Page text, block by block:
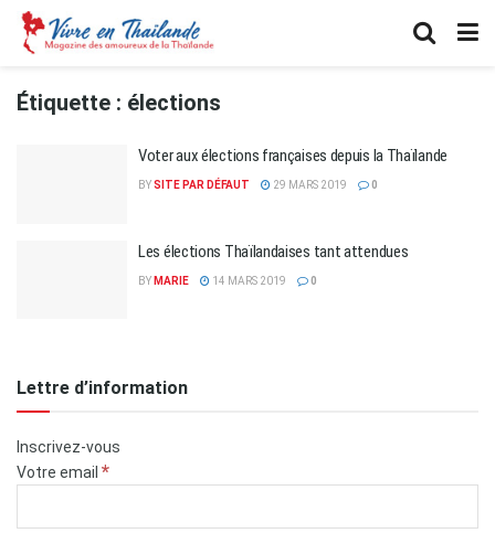
Étiquette : élections
Voter aux élections françaises depuis la Thaïlande
BYSITE PAR DÉFAUT 29 MARS 2019 0
Les élections Thaïlandaises tant attendues
BY MARIE 14 MARS 2019 0
Lettre d’information
Inscrivez-vous
Votre email *